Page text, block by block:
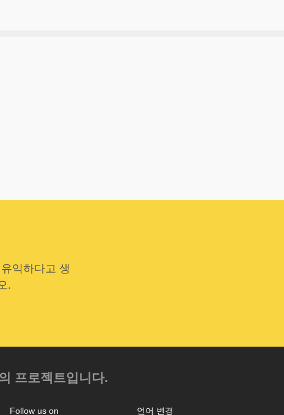
익하다고 생
.
프로젝트입니다.
언어 변경
Follow us on